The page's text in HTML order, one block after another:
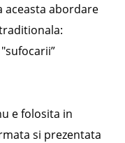
aceasta abordare
e folosita in
si prezentata